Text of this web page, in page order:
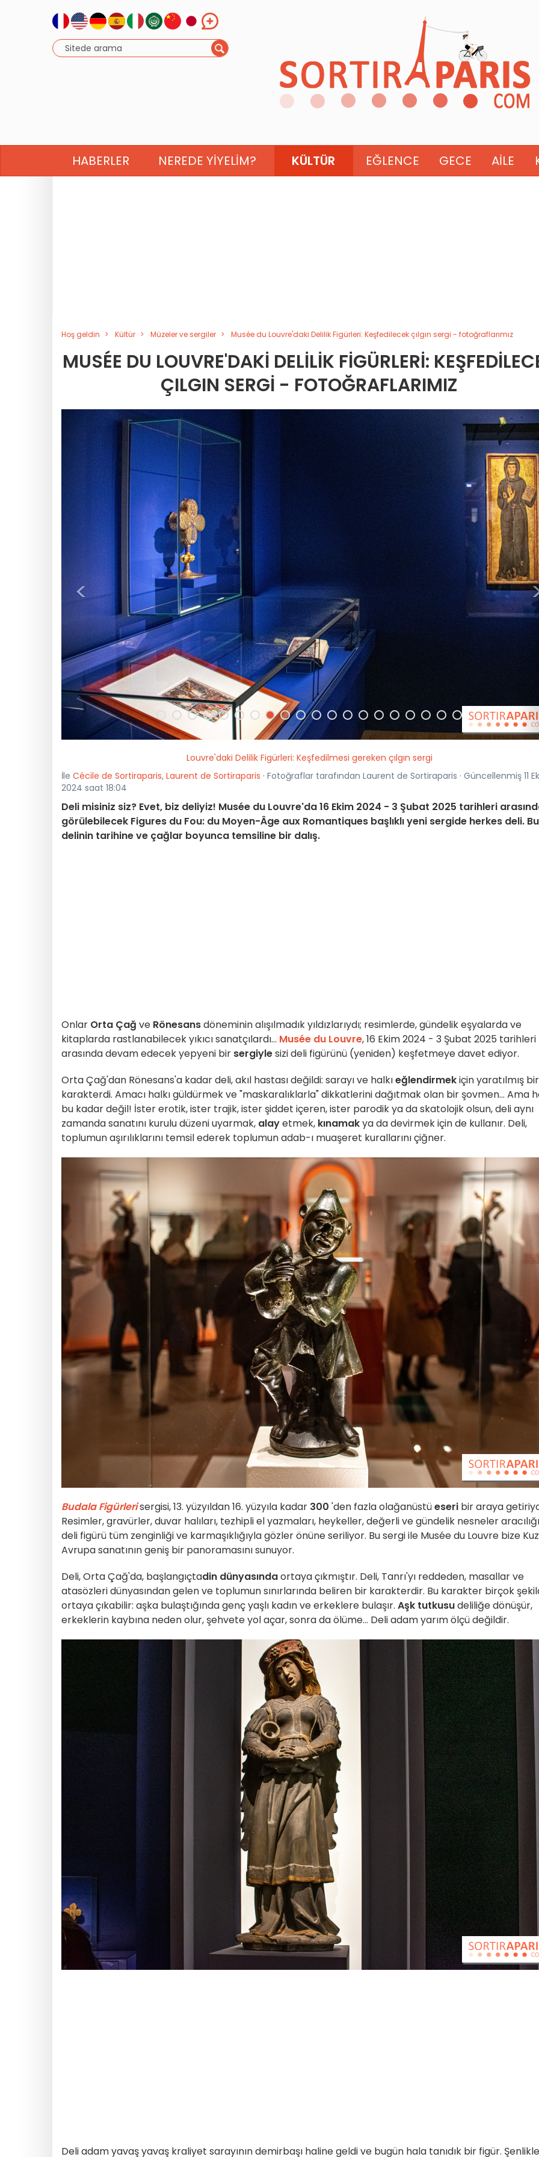
HABERLER NEREDE YIYELIM? KÜLTÜR EĞLENCE GECE AILE
Hoş geldin Kültür Müzeler ve sergiler Musée du Louvre'daki Delilik Figürleri: Keşfedilecek çılgın sergi - fotoğraflarımız
MUSÉE DU LOUVRE'DAKI DELILIK FIGÜRLERI:
ÇILGIN SERGI - FOTOĞRAFLARIMIZ
<
Louvre'daki Delilik Figürleri: Keşfedilmesi gereken çılgın sergi
İle Cécile de Sortiraparis, Laurent de Sortiraparis · Fotoğraflar tarafından Laurent de Sortiraparis · Güncellenmiş 11
2024 saat 18:04
Deli misiniz siz? Evet, biz deliyiz! Musée du Louvre'da 16 Ekim 2024 - 3 Şubat 2025 tarihleri
görülebilecek Figures du Fou: du Moyen-Âge aux Romantiques başlıklı yeni sergide herkes deli.
delinin tarihine ve çağlar boyunca temsiline bir dalış.
Onlar Orta Çağ ve Rönesansdöneminin alışılmadık yıldızlarıydı; resimlerde, gündelik eşyalarda ve
kitaplarda rastlanabilecek yıkıcı sanatçılardı... Musée du Louvre, 16 Ekim 2024 - 3 Şubat 2025 tarihleri
arasında devam edecek yepyeni bir sergiylesizi deli figürünü (yeniden) keşfetmeye davet ediyor.
Orta Çağ'dan Rönesans'a kadar deli, akıl hastası değildi: sarayı ve halkıeğlendirmekiçin yaratılmış bir
karakterdi. Amacı halkı güldürmek ve "maskaralıklarla" dikkatlerini dağıtmak olan bir şovmen... Ama
bu kadar değil! İster erotik, ister trajik, ister şiddet içeren, ister parodik ya da skatolojik olsun, deli aynı
zamanda sanatını kurulu düzeni uyarmak, alayetmek, kınamakya da devirmek için de kullanır. Deli,
toplumun aşırılıklarını temsil ederek toplumun adab-ı muaşeret kurallarını çiğner.
Budala Figürlerisergisi, 13. yüzyıldan 16. yüzyıla kadar 300 'den fazla olağanüstüeseri bir araya
Resimler, gravürler, duvar halıları, tezhipli el yazmaları, heykeller, değerli ve gündelik nesneler
deli figürü tüm zenginliği ve karmaşıklığıyla gözler önüne seriliyor. Bu sergi ile Musée du Louvre bize
Avrupa sanatının geniş bir panoramasını sunuyor.
Deli, Orta Çağ'da, başlangıçtadin dünyasındaortaya çıkmıştır. Deli, Tanrı'yı reddeden, masallar ve
atasözleri dünyasından gelen ve toplumun sınırlarında beliren bir karakterdir. Bu karakter birçok
ortaya çıkabilir: aşka bulaştığında genç yaşlı kadın ve erkeklere bulaşır. Aşk tutkusudeliliğe dönüşür,
erkeklerin kaybına neden olur, şehvete yol açar, sonra da ölüme... Deli adam yarım ölçü değildir.
Deli adam yavaş yavaş kraliyet sarayının demirbaşı haline geldi ve bugün hala tanıdık bir figür.